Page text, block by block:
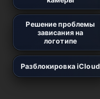
Решение проблемы
зависания на
логотипе
Разблокировка iCloud